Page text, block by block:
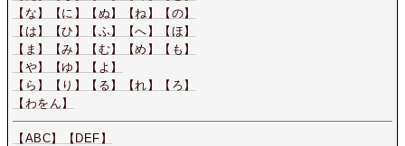
【な】
【に】 【ぬ】 【ね】
【の】
【は】
【ひ】 【ふ】 【へ】
【ほ】
【ま】
【み】 【む】 【め】
【も】
【や】
【ゆ】
【よ】
【ら】
【り】 【る】 【れ】
【ろ】
【わをん】
【ABC】
【DEF】